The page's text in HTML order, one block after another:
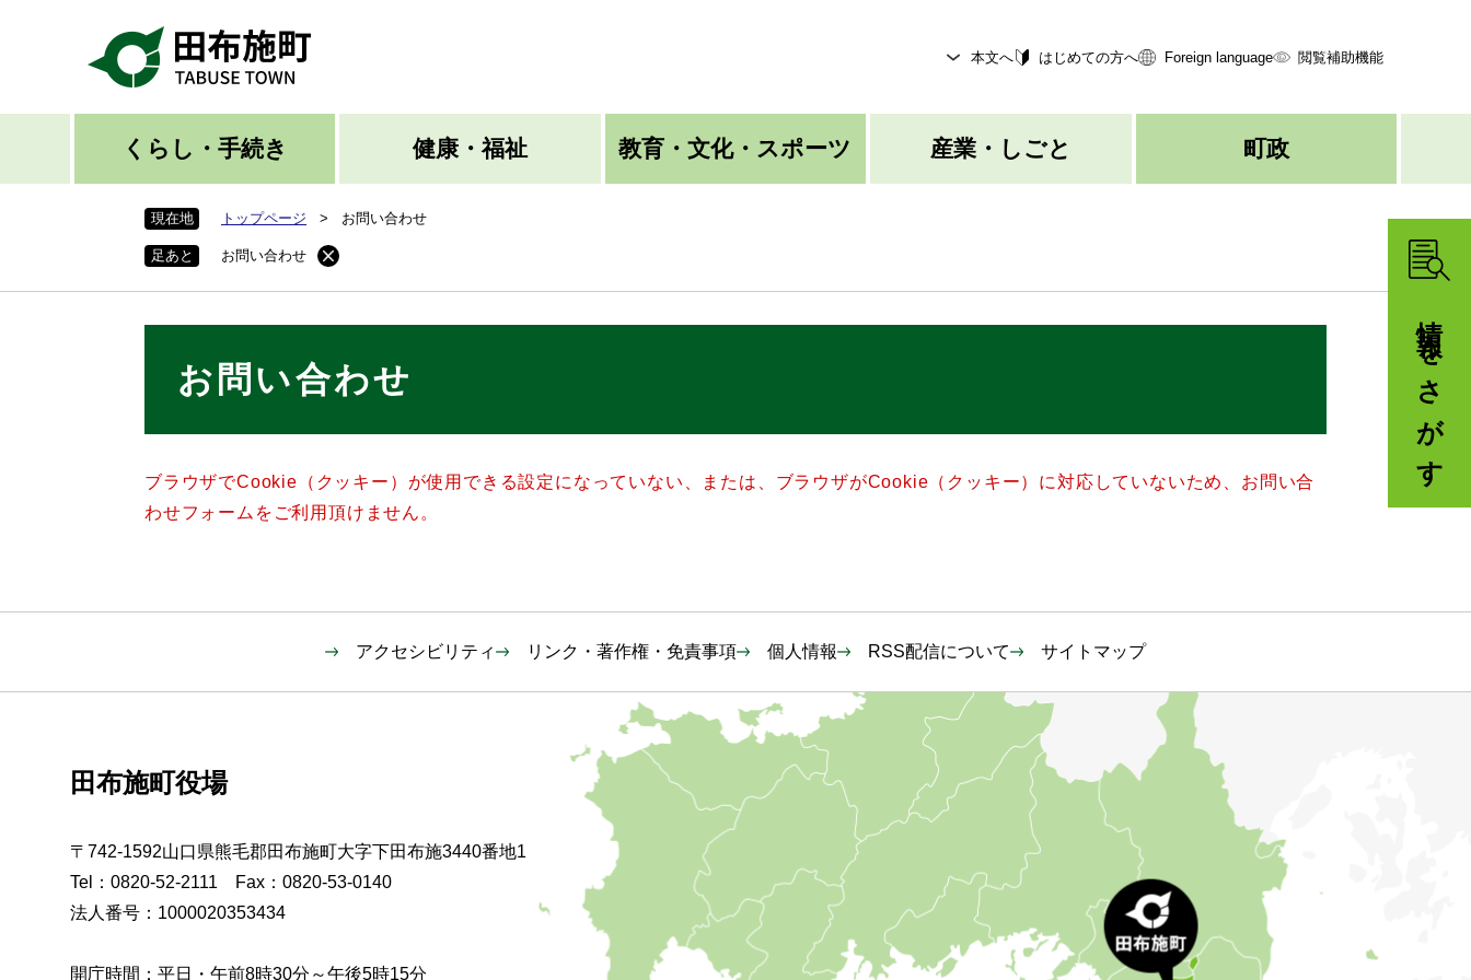
先
情報をさがす
本文へ はじめての方へ Foreign language 閲覧補助機能
くらし・手続き 健康・福祉 教育・文化・スポーツ 産業・しごと 町政
現在地 トップページ > お問い合わせ
足あと お問い合わせ
お問い合わせ
ブラウザでCookie（クッキー）が使用できる設定になっていない、または、ブラウザがCookie（クッキー）に対応していないため、お問い合
わせフォームをご利用頂けません。
アクセシビリティ リンク・著作権・免責事項 個人情報 RSS配信について サイトマップ
田布施町役場
〒742-1592山口県熊毛郡田布施町大字下田布施3440番地1
Tel：0820-52-2111 Fax：0820-53-0140
法人番号：1000020353434
開庁時間：平日・午前8時30分～午後5時15分